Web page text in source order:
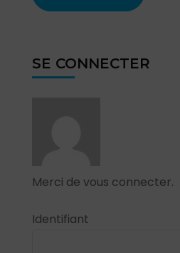
SE CONNECTER
Merci de vous connecter.
Identifiant